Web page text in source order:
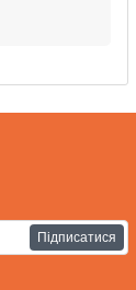
Підписатися